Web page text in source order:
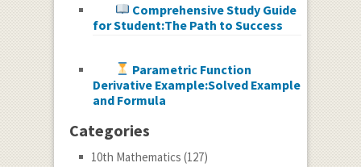
Comprehensive Study Guide
for Student:The Path to Success
Parametric Function
Derivative Example:Solved Example
and Formula
Categories
10th Mathematics (127)